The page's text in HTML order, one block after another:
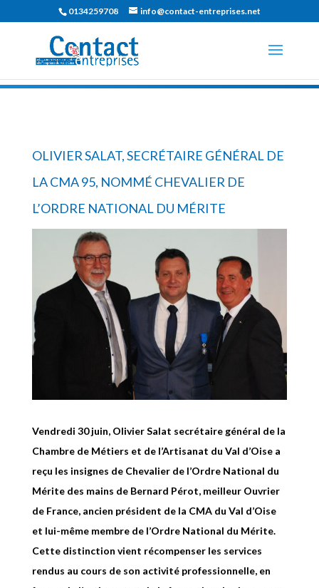
0134259708 info@contact-entreprises.net
OLIVIER SALAT, SECRÉTAIRE GÉNÉRAL DE
LA CMA 95, NOMMÉ CHEVALIER DE
L’ORDRE NATIONAL DU MÉRITE
Vendredi 30 juin, Olivier Salat secrétaire général de la
Chambre de Métiers et de l’Artisanat du Val d’Oise a
reçu les insignes de Chevalier de l’Ordre National du
Mérite des mains de Bernard Pérot, meilleur Ouvrier
de France, ancien président de la CMA du Val d’Oise
et lui-même membre de l’Ordre National du Mérite.
Cette distinction vient récompenser les services
rendus au cours de son activité professionnelle, en